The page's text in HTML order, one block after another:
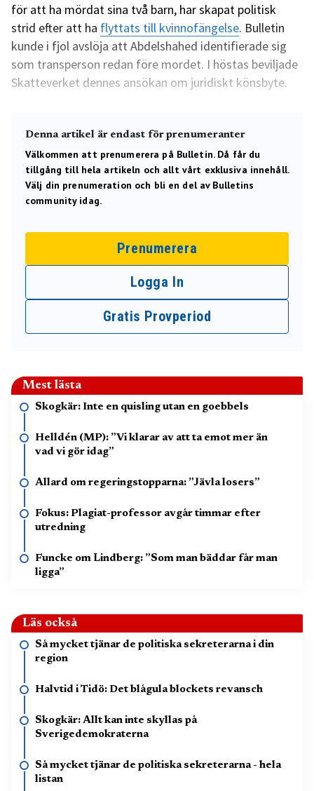
för att ha mördat sina två barn, har skapat politisk
strid efter att ha flyttats till kvinnofängelse. Bulletin
kunde i fjol avslöja att Abdelshahed identifierade sig
som transperson redan före mordet. I höstas beviljade
Skatteverket dennes ansökan om juridiskt könsbyte.
Denna artikel är endast för prenumeranter
Välkommen att prenumerera på Bulletin. Då får du
tillgång till hela artikeln och allt vårt exklusiva innehåll.
Välj din prenumeration och bli en del av Bulletins
community idag.
Prenumerera
Logga In
Gratis Provperiod
Mest lästa
Skogkär: Inte en quisling utan en goebbels
Helldén (MP): ”Vi klarar av att ta emot mer än
vad vi gör idag”
Allard om regeringstopparna: ”Jävla losers”
Fokus: Plagiat-professor avgår timmar efter
utredning
Funcke om Lindberg: ”Som man bäddar får man
ligga”
Läs också
Så mycket tjänar de politiska sekreterarna i din
region
Halvtid i Tidö: Det blågula blockets revansch
Skogkär: Allt kan inte skyllas på
Sverigedemokraterna
Så mycket tjänar de politiska sekreterarna - hela
listan